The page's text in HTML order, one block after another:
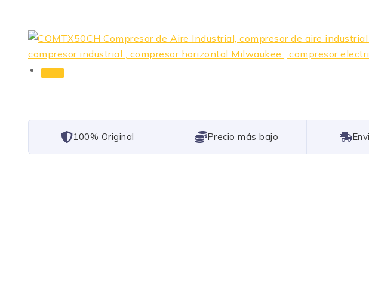
101% Original Lowest Price